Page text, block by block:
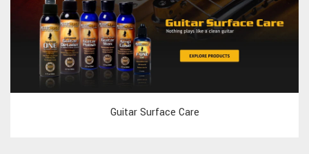
Guitar Surface Care